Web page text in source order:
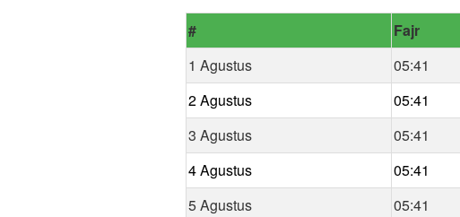
# Fajr
1 Agustus
05:41
2 Agustus
05:41
3 Agustus
05:41
4 Agustus
05:41
5 Agustus
05:41